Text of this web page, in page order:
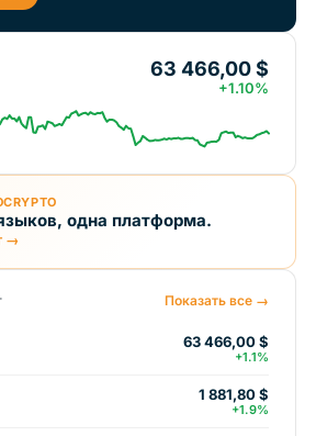
63 466,00 $
+1.10%
одна платформа.
→
Показать все →
63 466,00 $
+1.1%
1 881,80 $
+1.9%